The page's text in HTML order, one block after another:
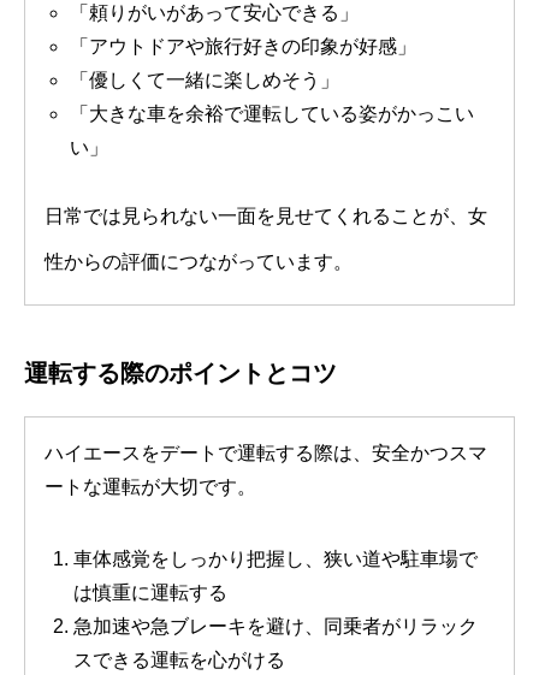
「頼りがいがあって安心できる」
「アウトドアや旅行好きの印象が好感」
「優しくて一緒に楽しめそう」
「大きな車を余裕で運転している姿がかっこい
い」
日常では見られない一面を見せてくれることが、女
性からの評価につながっています。
運転する際のポイントとコツ
ハイエースをデートで運転する際は、安全かつスマ
ートな運転が大切です。
車体感覚をしっかり把握し、狭い道や駐車場で
は慎重に運転する
急加速や急ブレーキを避け、同乗者がリラック
スできる運転を心がける